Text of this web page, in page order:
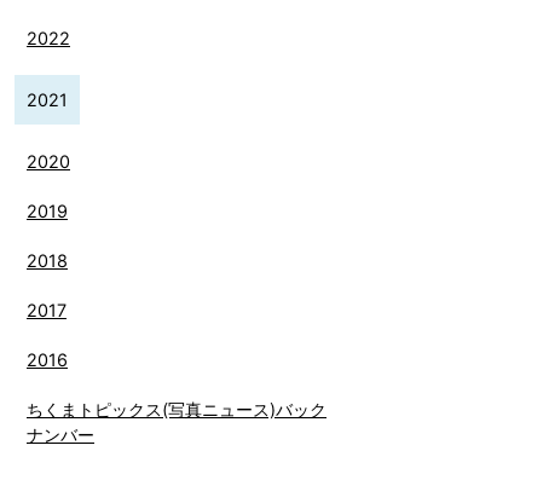
2022
2021
2020
2019
2018
2017
2016
ちくまトピックス(写真ニュース)バック
ナンバー